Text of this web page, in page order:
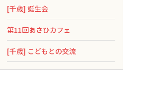
[千歳] 誕生会
第11回あさひカフェ
[千歳] こどもとの交流